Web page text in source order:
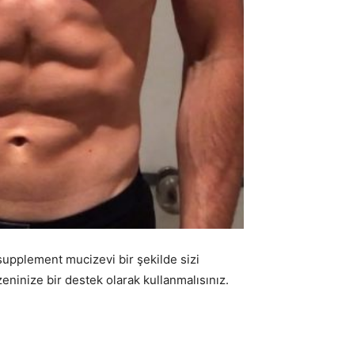
mucizevi bir şekilde sizi
bir destek olarak kullanmalısınız.